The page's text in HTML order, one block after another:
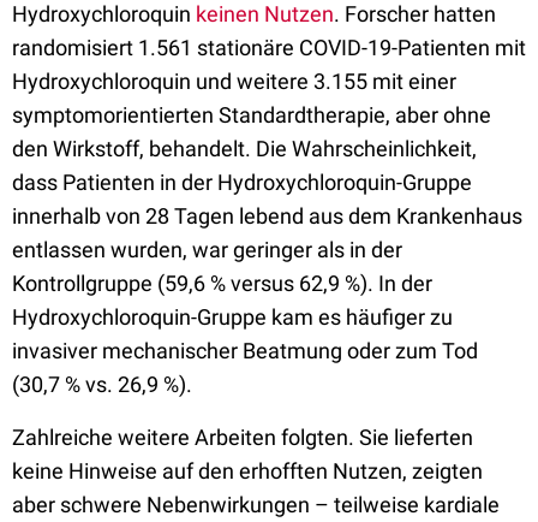
Hydroxychloroquin keinen Nutzen. Forscher hatten
randomisiert 1.561 stationäre COVID-19-Patienten mit
Hydroxychloroquin und weitere 3.155 mit einer
symptomorientierten Standardtherapie, aber ohne
den Wirkstoff, behandelt. Die Wahrscheinlichkeit,
dass Patienten in der Hydroxychloroquin-Gruppe
innerhalb von 28 Tagen lebend aus dem Krankenhaus
entlassen wurden, war geringer als in der
Kontrollgruppe (59,6 % versus 62,9 %). In der
Hydroxychloroquin-Gruppe kam es häufiger zu
invasiver mechanischer Beatmung oder zum Tod
(30,7 % vs. 26,9 %).
Zahlreiche weitere Arbeiten folgten. Sie lieferten
keine Hinweise auf den erhofften Nutzen, zeigten
aber schwere Nebenwirkungen – teilweise kardiale